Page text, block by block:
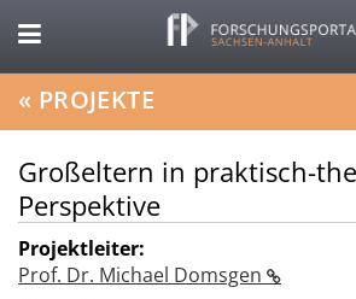
« PROJEKTE
Großeltern in praktisch-
Perspektive
Projektleiter:
Prof. Dr. Michael Domsgen